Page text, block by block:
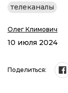
телеканалы
Олег Климович
10 июля 2024
Поделиться: